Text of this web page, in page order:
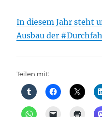
In diesem Jahr steht
Ausbau der
Teilen mit: